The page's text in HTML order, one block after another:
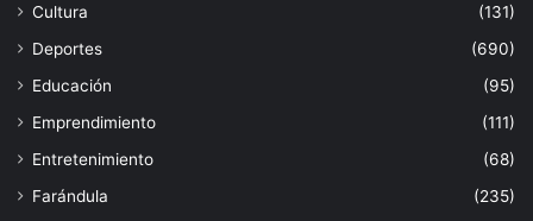
Cultura
(131)
Deportes
(690)
Educación
(95)
Emprendimiento
(111)
Entretenimiento
(68)
Farándula
(235)